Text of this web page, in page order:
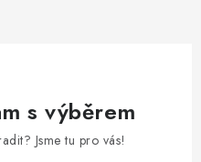
s výběrem
Jsme tu pro vás!